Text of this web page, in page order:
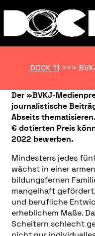
DOCK 11 >>>
Der »BVKJ-
journalistische
Abseits
€ dotierten Preis
2022 bewerben.
Mindestens jedes
wächst in einer
bildungsfernen
mangelhaft
und berufliche
erheblichem Maße.
Scheitern schlecht